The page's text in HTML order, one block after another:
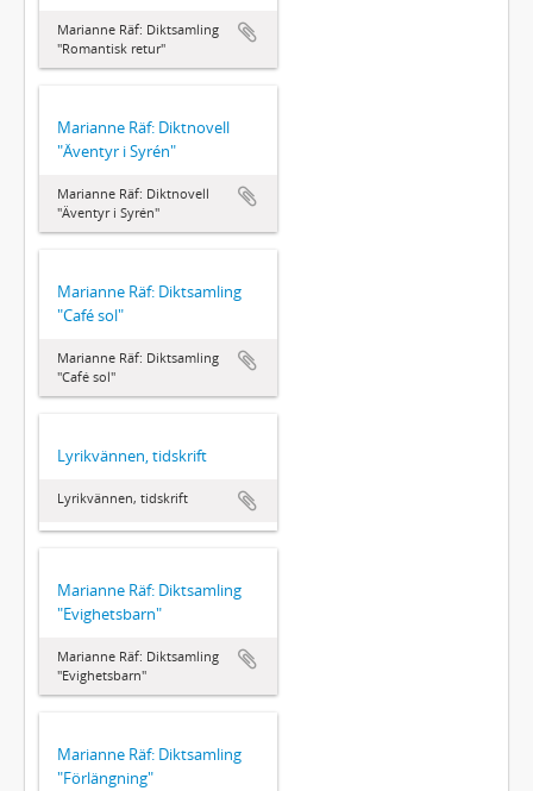
Marianne Räf: Diktsamling
"Romantisk retur"
Marianne Räf: Diktnovell
"Äventyr i Syrén"
Marianne Räf: Diktnovell
"Äventyr i Syrén"
Marianne Räf: Diktsamling
"Café sol"
Marianne Räf: Diktsamling
"Café sol"
Lyrikvännen, tidskrift
Lyrikvännen, tidskrift
Marianne Räf: Diktsamling
"Evighetsbarn"
Marianne Räf: Diktsamling
"Evighetsbarn"
Marianne Räf: Diktsamling
"Förlängning"